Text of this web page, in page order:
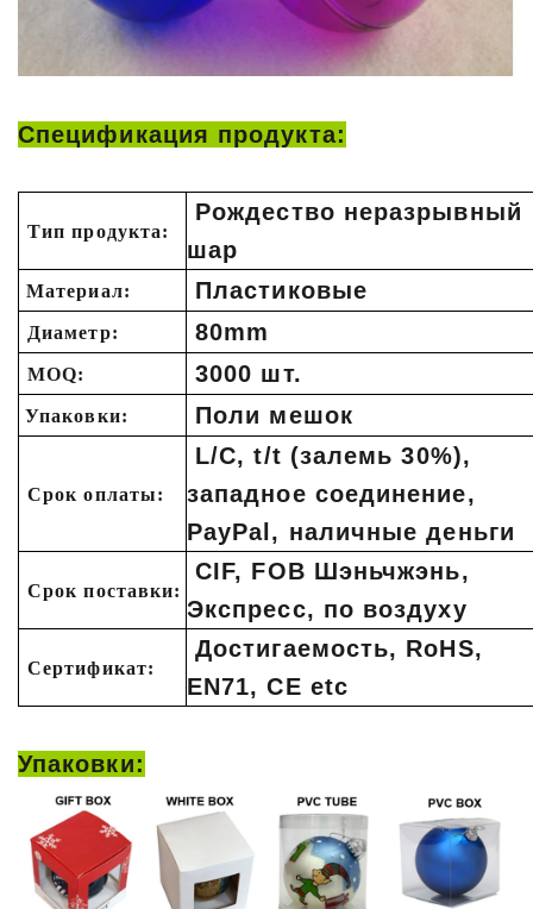
Спецификация продукта:
Тип продукта:
Рождество неразрывный
шар
Материал: Пластиковые
Диаметр: 80mm
MOQ: 3000 шт.
Упаковки: Поли мешок
Срок оплаты:
L/C, t/t (залемь 30%),
западное соединение,
PayPal, наличные деньги
Срок поставки:
CIF, FOB Шэньчжэнь,
Экспресс, по воздуху
Сертификат:
Достигаемость, RoHS,
EN71, CE etc
Упаковки: